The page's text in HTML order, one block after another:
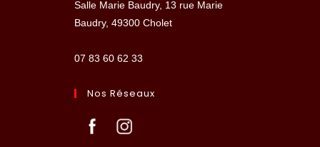
Salle Marie Baudry, 13 rue Marie
Baudry, 49300 Cholet
07 83 60 62 33
Nos Réseaux